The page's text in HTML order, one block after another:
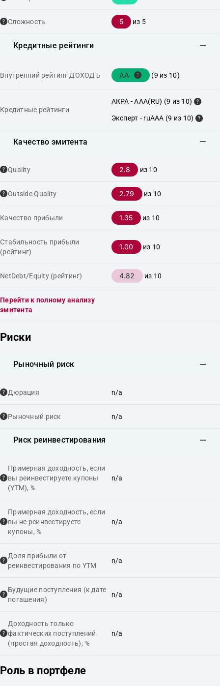
Сложность 5 из 5
Кредитные рейтинги
Внутренний рейтинг ДОХОДЪ AA (9 из 10)
Кредитные рейтинги
АКРА - AAA(RU) (9 из 10)
Эксперт - ruAAA (9 из 10)
Качество эмитента
Quality 2.8 из 10
Outside Quality 2.79 из 10
Качество прибыли 1.35 из 10
Стабильность прибыли
(рейтинг)
1.00 из 10
NetDebt/Equity (рейтинг) 4.82 из 10
Перейти к полному анализу
эмитента
Риски
Рыночный риск
Дюрация n/a
Рыночный риск n/a
Риск реинвестирования
Примерная доходность, если
вы реинвестируете купоны
(YTM), %
n/a
Примерная доходность, если
вы не реинвестируете
купоны, %
n/a
Доля прибыли от
реинвестирования по YTM
n/a
Будущие поступления (к дате
погашения)
n/a
Доходность только
фактических поступлений
(простая доходность), %
n/a
Роль в портфеле